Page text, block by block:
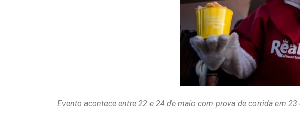
Evento acontece entre 22 e 24 de maio com prova de corrida em 23